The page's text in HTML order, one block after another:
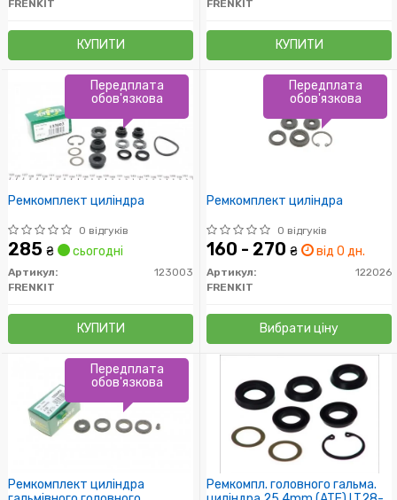
FRENKIT
КУПИТИ
FRENKIT
КУПИТИ
Ремкомплект циліндра
0 відгуків
285 ₴ сьогодні
Артикул:
123003
FRENKIT
КУПИТИ
Передплата
обов'язкова
Ремкомплект циліндра
0 відгуків
160 - 270 ₴ від 0 дн.
Артикул:
122026
FRENKIT
Вибрати ціну
Передплата
обов'язкова
Ремкомплект циліндра
Передплата
обов'язкова
Ремкомпл. головного гальма.